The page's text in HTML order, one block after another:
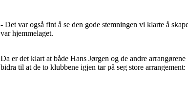
- Det var også fint å se den gode stemningen vi klarte å
var hjemmelaget.
Da er det klart at både Hans Jørgen og de andre
bidra til at de to klubbene igjen tar på seg store arrangement: